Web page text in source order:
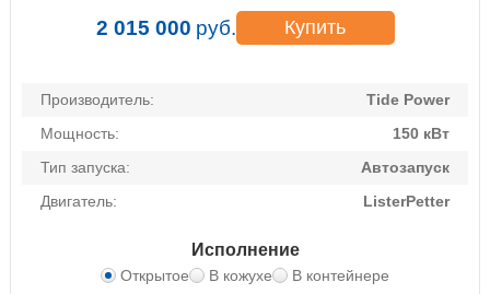
Производитель:
Tide Power
Мощность:
150 кВт
Тип запуска:
Автозапуск
Двигатель:
ListerPetter
Исполнение
Открытое В кожухе В контейнере
2 015 000 руб. Купить